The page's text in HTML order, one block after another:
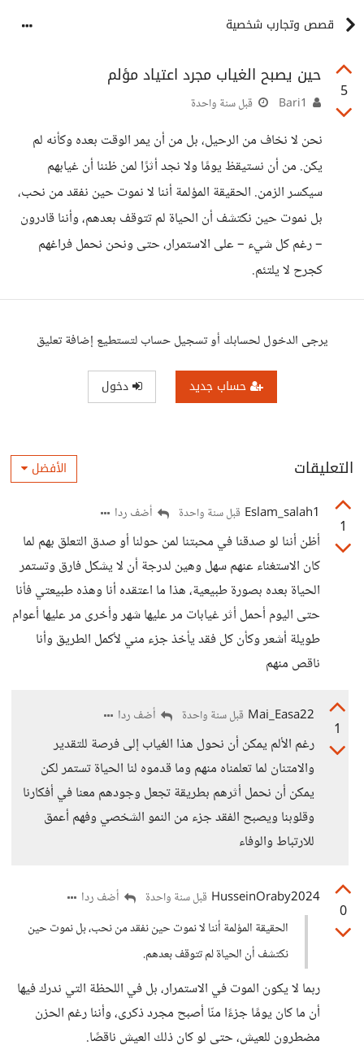
قصص وتجارب شخصية
5
حين يصبح الغياب مجرد اعتياد مؤلم
قبل سنة واحدة
نحن لا نخاف من الرحيل، بل من أن يمر الوقت بعده وكأنه لم
يكن. من أن نستيقظ يومًا ولا نجد أثرًا لمن ظننا أن غيابهم
سيكسر الزمن. الحقيقة المؤلمة أننا لا نموت حين نفقد من نحب،
بل نموت حين نكتشف أن الحياة لم تتوقف بعدهم، وأننا قادرون
– رغم كل شيء – على الاستمرار، حتى ونحن نحمل فراغهم
كجرح لا يلتئم.
يرجى الدخول لحسابك أو تسجيل حساب لتستطيع إضافة تعليق
حساب جديد دخول
التعليقات الأفضل
1
Eslam_salah1 قبل سنة واحدة أضف ردا
أظن أننا لو صدقنا في محبتنا لمن حولنا أو صدق التعلق بهم لما
كان الاستغناء عنهم سهل وهين لدرجة أن لا يشكل فارق وتستمر
الحياة بعده بصورة طبيعية، هذا ما اعتقده أنا وهذه طبيعتي فأنا
حتى اليوم أحمل أثر غيابات مر عليها شهر وأخرى مر عليها أعوام
طويلة أشعر وكأن كل فقد يأخذ جزء مني لأكمل الطريق وأنا
ناقص منهم
1
Mai_Easa22 قبل سنة واحدة أضف ردا
رغم الألم يمكن أن نحول هذا الغياب إلى فرصة للتقدير
والامتنان لما تعلمناه منهم وما قدموه لنا الحياة تستمر لكن
يمكن أن نحمل أثرهم بطريقة تجعل وجودهم معنا في أفكارنا
وقلوبنا ويصبح الفقد جزء من النمو الشخصي وفهم أعمق
للارتباط والوفاء
0
HusseinOraby2024 قبل سنة واحدة
أضف ردا
الحقيقة المؤلمة أننا لا نموت حين نفقد من نحب، بل نموت حين
نكتشف أن الحياة لم تتوقف بعدهم.
ربما لا يكون الموت في الاستمرار، بل في اللحظة التي ندرك فيها
أن ما كان يومًا جزءًا منّا أصبح مجرد ذكرى، وأننا رغم الحزن
مضطرون للعيش، حتى لو كان ذلك العيش ناقصًا.